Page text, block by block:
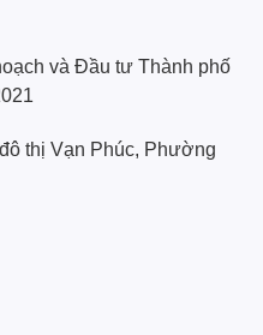
và Đầu tư Thành phố
thị Vạn Phúc, Phường